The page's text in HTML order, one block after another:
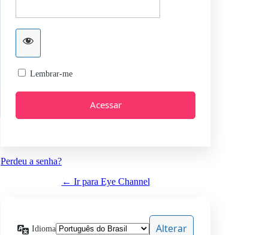
Lembrar-me
Perdeu a senha?
← Ir para Eye Channel
Idioma